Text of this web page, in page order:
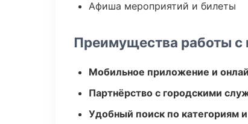
Афиша мероприятий и билеты
Преимущества работы с
Мобильное приложение и
Партнёрство с городскими
Удобный поиск по категориям